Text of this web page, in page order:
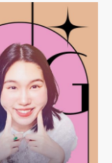
มผัสบรรยากาศ
ระสบการณ์ส่วน
เต๋อที่หยิบไอ
ดระยะเวลา
ให้ได้ทบทวนตัว
วลา ถอด
หวะพื้นที่เหนือ
บสิ่งที่เห็นและ
ามคิดแล้วกลับสู่